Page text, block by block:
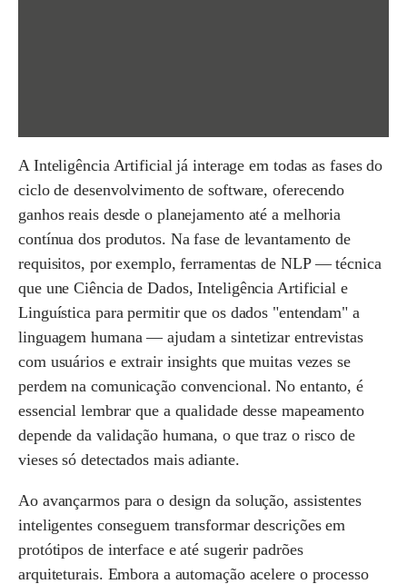
A Inteligência Artificial já interage em todas as fases do
ciclo de desenvolvimento de software, oferecendo
ganhos reais desde o planejamento até a melhoria
contínua dos produtos. Na fase de levantamento de
requisitos, por exemplo, ferramentas de NLP — técnica
que une Ciência de Dados, Inteligência Artificial e
Linguística para permitir que os dados "entendam" a
linguagem humana — ajudam a sintetizar entrevistas
com usuários e extrair insights que muitas vezes se
perdem na comunicação convencional. No entanto, é
essencial lembrar que a qualidade desse mapeamento
depende da validação humana, o que traz o risco de
vieses só detectados mais adiante.
Ao avançarmos para o design da solução, assistentes
inteligentes conseguem transformar descrições em
protótipos de interface e até sugerir padrões
arquiteturais. Embora a automação acelere o processo